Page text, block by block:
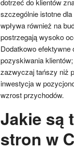
dotrzeć do klientów
szczególnie istotne
wpływa również na
postrzegają wysoko
Dodatkowo efektywne
pozyskiwania
zazwyczaj tańszy niż
inwestycja w
wzrost przychodów.
Jakie są
stron w